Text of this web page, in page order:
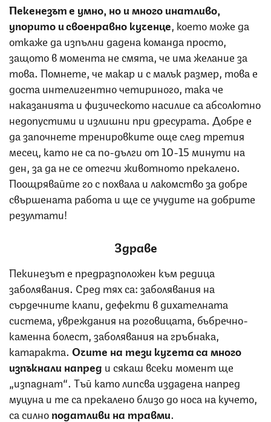
Пекенезът е умно, но и много инатливо,
упорито и своенравно кученце , което може да
откаже да изпълни дадена команда просто,
защото в момента не смята, че има желание за
това. Помнете, че макар и с малък размер, това е
доста интелигентно четириного, така че
наказанията и физическото насилие са абсолютно
недопустими и излишни при дресурата. Добре е
да започнете тренировките още след третия
месец, като не са по-дълги от 10-15 минути на
ден, за да не се отегчи животното прекалено.
Поощрявайте го с похвала и лакомство за добре
свършената работа и ще се учудите на добрите
резултати!
Здраве
Пекинезът е предразположен към редица
заболявания. Сред тях са: заболявания на
сърдечните клапи, дефекти в дихателната
система, увреждания на роговицата, бъбречно-
каменна болест, заболявания на гръбнака,
катаракта. Очите на тези кучета са много
изпъкнали напред и сякаш всеки момент ще
„изпаднат“. Тъй като липсва издадена напред
муцуна и те са прекалено близо до носа на кучето,
са силноподатливи на травми.